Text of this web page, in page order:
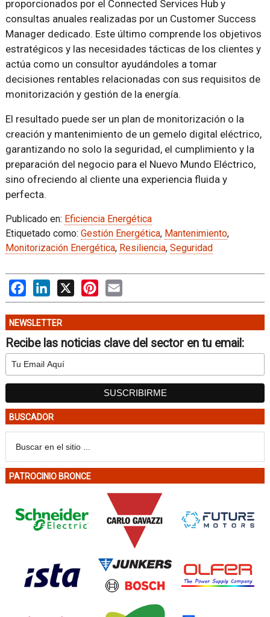
proporcionados por el Connected Services Hub y
consultas anuales realizadas por un Customer Success
Manager dedicado. Este último comprende los objetivos
estratégicos y las necesidades tácticas de los clientes y
actúa como un consultor ayudándoles a tomar
decisiones rentables relacionadas con sus requisitos de
monitorización y gestión de la energía.
El resultado puede ser un plan de monitorización o la
creación y mantenimiento de un gemelo digital eléctrico,
garantizando no solo la seguridad, el cumplimiento y la
preparación del negocio para el Nuevo Mundo Eléctrico,
sino ofreciendo al cliente una experiencia fluida y
perfecta.
Publicado en: Eficiencia Energética
Etiquetado como: Gestión Energética, Mantenimiento,
Monitorización Energética, Resiliencia, Seguridad
FacebookLinkedIn
X PinterestEmail
NEWSLETTER
Recibe las noticias clave del sector en tu email:
BUSCADOR
PATROCINIO BRONCE